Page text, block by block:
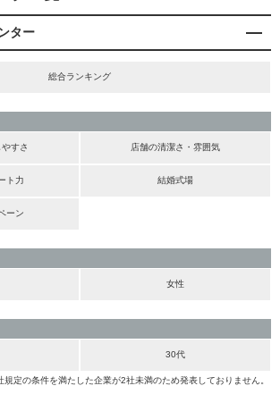
ター
総合ランキング
すさ 店舗の清潔さ・雰囲気
ト力 結婚式場
ーン
女性
30代
定の条件を満たした企業が2社未満のため発表しておりません。